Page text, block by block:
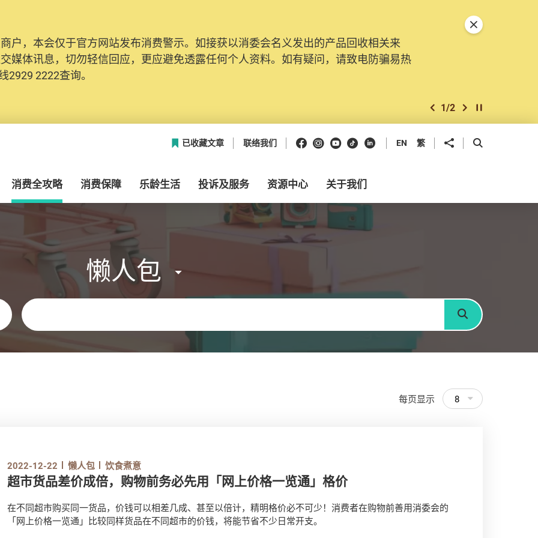
户，本会仅于官方网站发布消费警示。如接获以消委会名义发出的产品回收相关来
媒体讯息，切勿轻信回应，更应避免透露任何个人资料。如有疑问，请致电防骗易热
2929 2222查询。
上一个
1/2 下一个开始/暂停幻灯
关闭特別通告
已收藏文章 联络我们 Facebook
Instagram
Youtube
抖音领英 EN 繁 分享到 开启搜寻框
消费全攻略 消费保障 乐龄生活 投诉及服务 资源中心 关于我们
懒人包
关键字
搜寻
每页显示 8
2022-12-22 懒人包 饮食煮意
超市货品差价成倍，购物前务必先用「网上价格一览通」格价
在不同超市购买同一货品，价钱可以相差几成、甚至以倍计，精明格价必不可少！消费者在购物前善用消委会的
「网上价格一览通」比较同样货品在不同超市的价钱，将能节省不少日常开支。